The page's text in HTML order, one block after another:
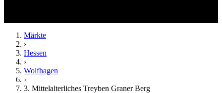
Märkte
›
Hessen
›
Wolfhagen
›
3. Mittelalterliches Treyben Graner Berg